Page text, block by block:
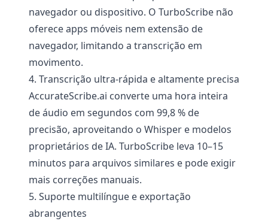
navegador ou dispositivo. O TurboScribe não
oferece apps móveis nem extensão de
navegador, limitando a transcrição em
movimento.
4. Transcrição ultra-rápida e altamente precisa
AccurateScribe.ai converte uma hora inteira
de áudio em segundos com 99,8 % de
precisão, aproveitando o Whisper e modelos
proprietários de IA. TurboScribe leva 10–15
minutos para arquivos similares e pode exigir
mais correções manuais.
5. Suporte multilíngue e exportação
abrangentes